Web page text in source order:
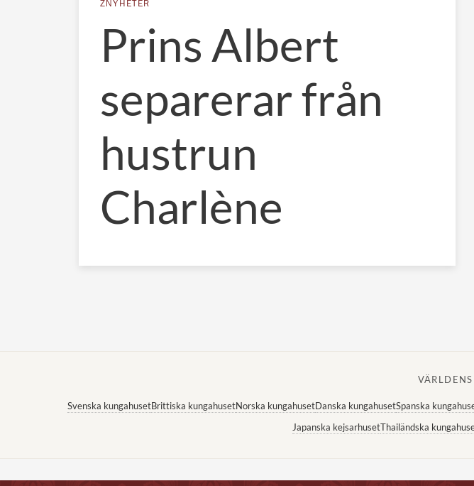
ZNYHETER
Prins Albert
separerar från
hustrun
Charlène
Svenska kungahusetBrittiska kungahusetNorska kungahusetDanska kungahusetSpanska
Japanska kejsarhusetThailändska